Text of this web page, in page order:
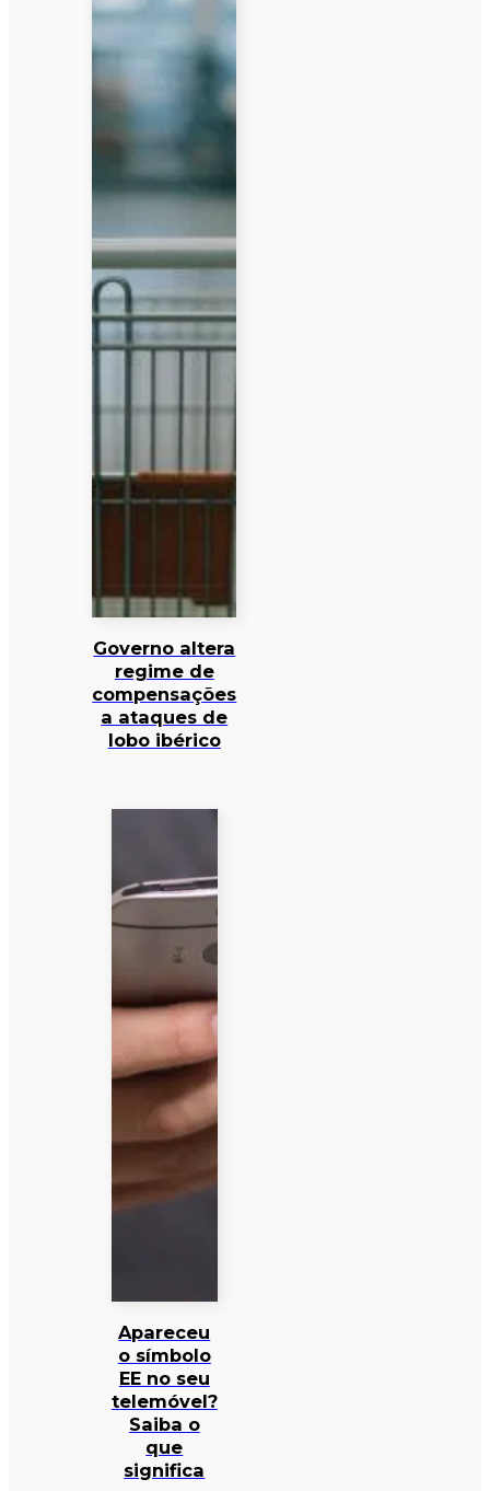
Governo altera
regime de
compensações
a ataques de
lobo ibérico
Apareceu
o símbolo
EE no seu
telemóvel?
Saiba o
que
significa